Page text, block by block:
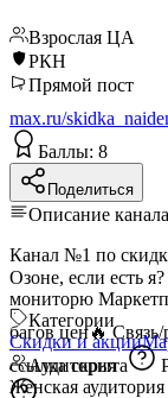
Взрослая ЦА
РКН
Прямой пост
max.ru/
Баллы: 8
Поделиться
Описание
Канал №1 по скидкам в MAX! Зачем
Озоне, если есть
мониторю
багов
ссылка скрыта
Категории
Скидки и акции
Аудитория
Женская аудитория